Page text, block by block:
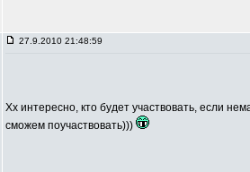
27.9.2010 21:48:59
Хх интересно, кто будет участвовать, если
сможем поучаствовать)))